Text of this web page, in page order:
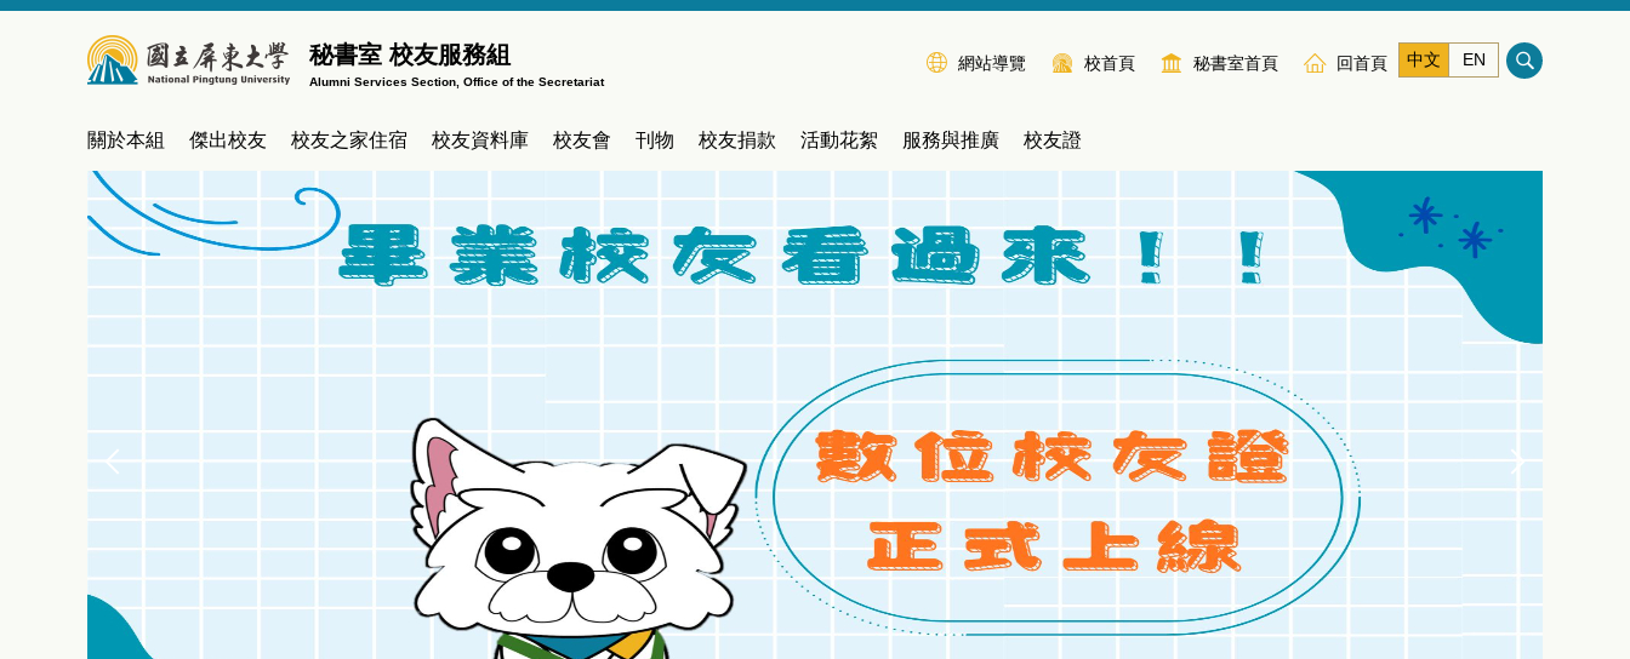
秘書室 校友服務組
Alumni Services Section, Office of the Secretariat
網站導覽 校首頁 秘書室首頁 回首頁 中文 EN
關於本組 傑出校友 校友之家住宿 校友資料庫 校友會 刊物 校友捐款 活動花絮 服務與推廣 校友證